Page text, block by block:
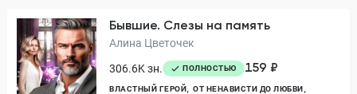
Бывшие. Слезы на память
Алина Цветочек
306.6K зн.
ПОЛНОСТЬЮ 159 ₽
ВЛАСТНЫЙ ГЕРОЙ
ОТ НЕНАВИСТИ ДО ЛЮБВИ